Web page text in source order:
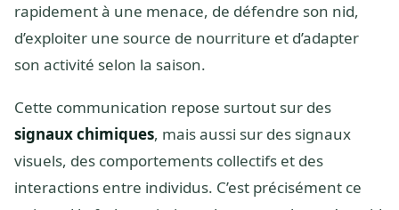
rapidement à une menace, de défendre son nid,
d’exploiter une source de nourriture et d’adapter
son activité selon la saison.
Cette communication repose surtout sur des
signaux chimiques, mais aussi sur des signaux
visuels, des comportements collectifs et des
interactions entre individus. C’est précisément ce